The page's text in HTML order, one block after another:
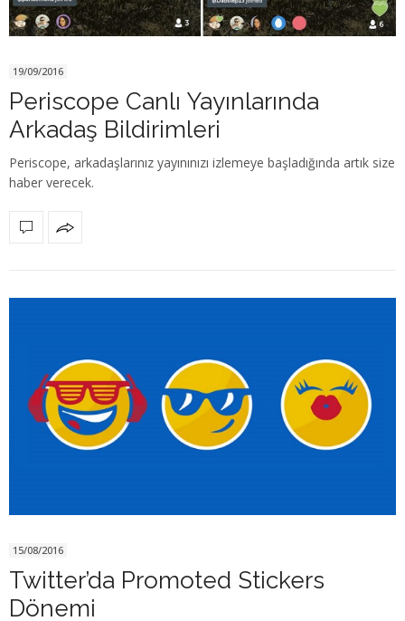
19/09/2016
Periscope Canlı Yayınlarında
Arkadaş Bildirimleri
Periscope, arkadaşlarınız yayınınızı izlemeye başladığında artık size
haber verecek.
15/08/2016
Twitter’da Promoted Stickers
Dönemi